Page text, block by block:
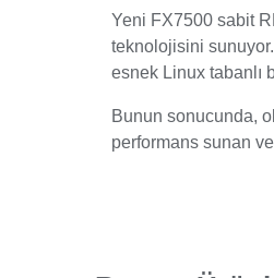
Yeni FX7500 sabit
teknolojisini
esnek Linux tabanlı
Bunun sonucunda,
performans sunan